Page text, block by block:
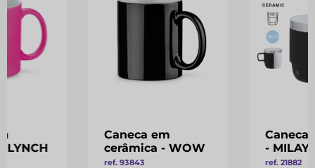
LYNCH
Caneca em
cerâmica - WOW
ref. 93843
Caneca
-
ref. 21882